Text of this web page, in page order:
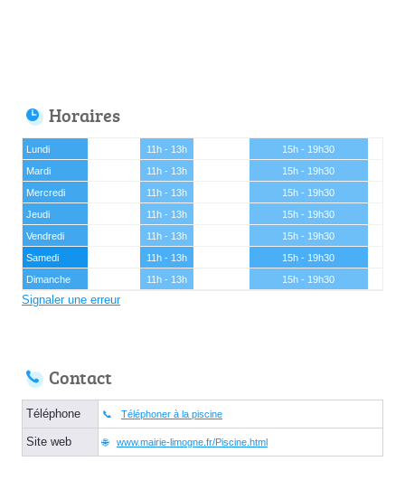
Horaires
Lundi 11h - 13h
15h - 19h30
Mardi
11h - 13h
15h - 19h30
Mercredi
11h - 13h
15h - 19h30
Jeudi
11h - 13h
15h - 19h30
Vendredi
11h - 13h
15h - 19h30
Samedi
11h - 13h
15h - 19h30
Dimanche
11h - 13h 15h - 19h30
Signaler une erreur
Contact
Téléphone Téléphoner à la piscine
Site web www.mairie-limogne.fr/Piscine.html